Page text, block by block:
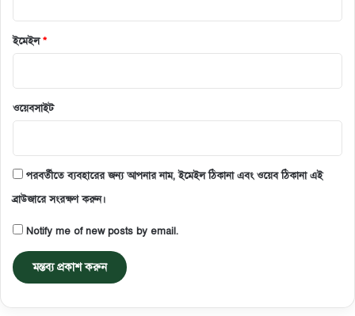
ইমেইল*
ওয়েবসাইট
পরবর্তীতে ব্যবহারের জন্য আপনার নাম, ইমেইল ঠিকানা এবং ওয়েব ঠিকানা এই
ব্রাউজারে সংরক্ষণ করুন।
Notify me of new posts by email.